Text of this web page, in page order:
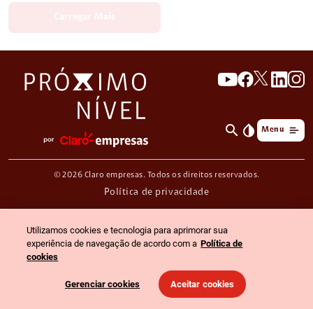
search invert_colors Menu
© 2026 Claro empresas. Todos os direitos reservados.
Política de privacidade
Utilizamos cookies e tecnologia para aprimorar sua
experiência de navegação de acordo com a Política de
cookies
Gerenciar cookies Aceitar cookies